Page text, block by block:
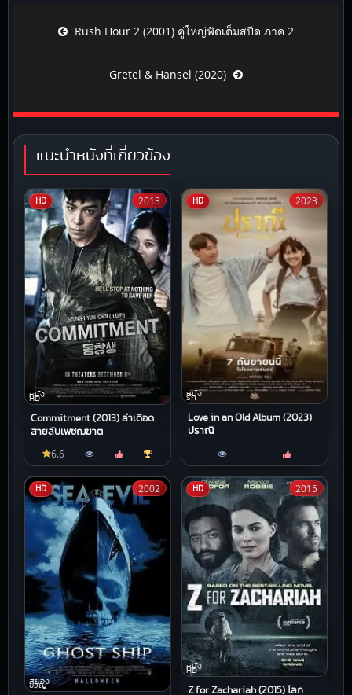
Post navigationRush Hour 2 (2001) คู่ใหญ่ฟัดเต็มสปีด ภาค 2
Gretel & Hansel (2020)
แนะนำหนังที่เกี่ยวข้อง
HD
หนัง
HD
Commitment (2013) ล่าเดือด
สายลับเพชฌฆาต
2013
6.6
HD
หนัง
รัก
Love in an Old Album (2023)
ปราณี
2023
HD
สยอง
ขวัญ
2002 HD
หนัง
HD
Z for Zachariah (2015) โลก
2015